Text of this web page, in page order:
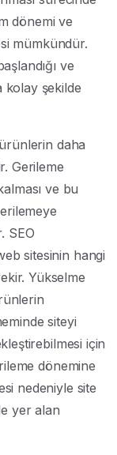
dönemi ve
mümkündür.
ve
kolay şekilde
daha
Gerileme
ve bu
SEO
sitesinin hangi
Yükselme
siteyi
için
dönemine
nedeniyle site
yer alan